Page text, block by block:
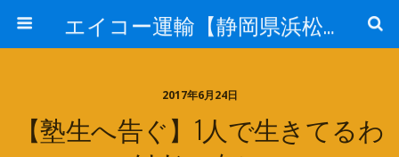
エイコー運輸【静岡県浜松市】
2017年6月24日
【塾生へ告ぐ】1人で生きてるわ